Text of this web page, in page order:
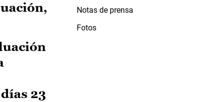
23
Notas de prensa
Fotos